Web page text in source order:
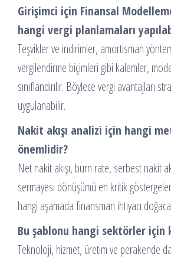
Girişimci için Finansal
hangi vergi planlamaları
Teşvikler ve indirimler, amortisman
vergilendirme biçimleri gibi kalemler,
sınıflandırılır. Böylece vergi avantajları
uygulanabilir.
Nakit akışı analizi için hangi
önemlidir?
Net nakit akışı, burn rate, serbest nakit
sermayesi dönüşümü en kritik
hangi aşamada finansman ihtiyacı
Bu şablonu hangi sektörler için
Teknoloji, hizmet, üretim ve perakende